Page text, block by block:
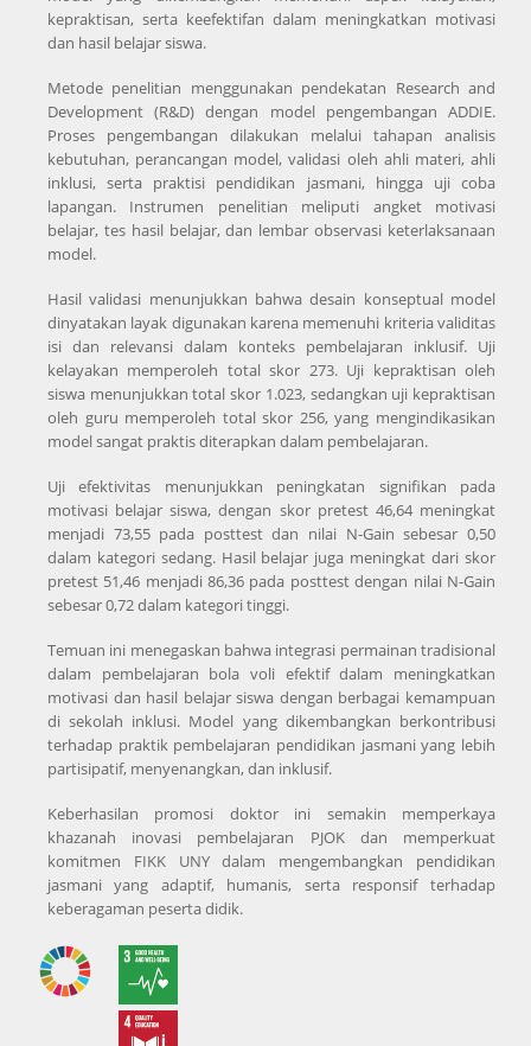
kepraktisan, serta keefektifan dalam meningkatkan motivasi
dan hasil belajar siswa.
Metode penelitian menggunakan pendekatan Research and
Development (R&D) dengan model pengembangan ADDIE.
Proses pengembangan dilakukan melalui tahapan analisis
kebutuhan, perancangan model, validasi oleh ahli materi, ahli
inklusi, serta praktisi pendidikan jasmani, hingga uji coba
lapangan. Instrumen penelitian meliputi angket motivasi
belajar, tes hasil belajar, dan lembar observasi keterlaksanaan
model.
Hasil validasi menunjukkan bahwa desain konseptual model
dinyatakan layak digunakan karena memenuhi kriteria validitas
isi dan relevansi dalam konteks pembelajaran inklusif. Uji
kelayakan memperoleh total skor 273. Uji kepraktisan oleh
siswa menunjukkan total skor 1.023, sedangkan uji kepraktisan
oleh guru memperoleh total skor 256, yang mengindikasikan
model sangat praktis diterapkan dalam pembelajaran.
Uji efektivitas menunjukkan peningkatan signifikan pada
motivasi belajar siswa, dengan skor pretest 46,64 meningkat
menjadi 73,55 pada posttest dan nilai N-Gain sebesar 0,50
dalam kategori sedang. Hasil belajar juga meningkat dari skor
pretest 51,46 menjadi 86,36 pada posttest dengan nilai N-Gain
sebesar 0,72 dalam kategori tinggi.
Temuan ini menegaskan bahwa integrasi permainan tradisional
dalam pembelajaran bola voli efektif dalam meningkatkan
motivasi dan hasil belajar siswa dengan berbagai kemampuan
di sekolah inklusi. Model yang dikembangkan berkontribusi
terhadap praktik pembelajaran pendidikan jasmani yang lebih
partisipatif, menyenangkan, dan inklusif.
Keberhasilan promosi doktor ini semakin memperkaya
khazanah inovasi pembelajaran PJOK dan memperkuat
komitmen FIKK UNY dalam mengembangkan pendidikan
jasmani yang adaptif, humanis, serta responsif terhadap
keberagaman peserta didik.